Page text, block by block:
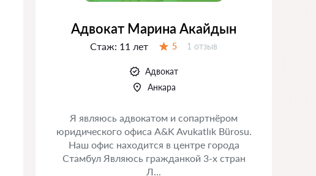
Адвокат Марина Акайдын
Стаж: 11 лет 5 Отзывов:
1 отзыв
Адвокат
Анкара
Я являюсь адвокатом и сопартнёром
юридического офиса A&K Avukatlık Bürosu.
Наш офис находится в центре города
Стамбул Являюсь гражданкой 3-х стран
Л...